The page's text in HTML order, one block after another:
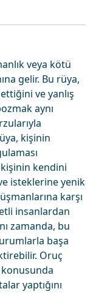
veya kötü
gelir. Bu rüya,
ve yanlış
aynı
kişinin
kendini
isteklerine yenik
karşı
insanlardan
zamanda, bu
başa
Oruç
yaptığını